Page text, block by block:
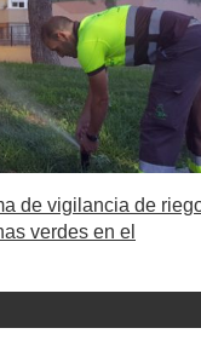
de vigilancia de
verdes en el